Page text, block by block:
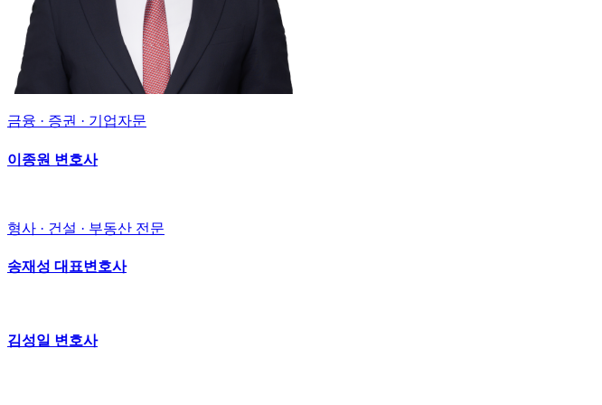
금융 · 증권 · 기업자문
이종원 변호사
형사 · 건설 · 부동산 전문
송재성 대표변호사
김성일 변호사